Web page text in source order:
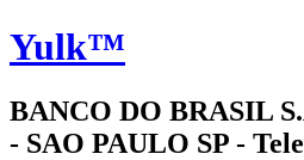
Yulk™
BANCO DO BRASIL
- SAO PAULO SP -